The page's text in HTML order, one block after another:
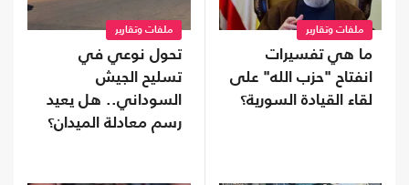
ملفات وتقارير
ما هي تفسيرات
انفتاح "حزب الله" على
لقاء القيادة السورية؟
ملفات وتقارير
تحول نوعي في
تسليح الجيش
السوداني.. هل يعيد
رسم معادلة الميدان؟